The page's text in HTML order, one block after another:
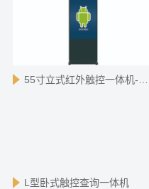
55寸立式红外触控一体机-安卓版
L型卧式触控查询一体机